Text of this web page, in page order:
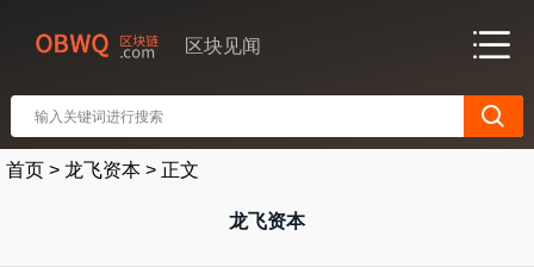
区块见闻
首页 > 龙飞资本 > 正文
龙飞资本